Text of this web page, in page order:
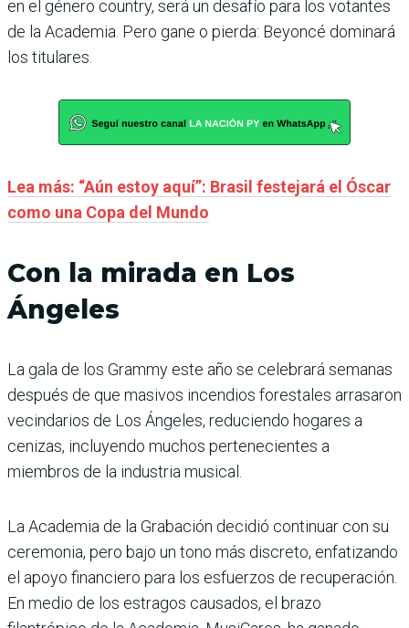
en el género country, será un desafío para los votantes
de la Academia. Pero gane o pierda: Beyoncé dominará
los titulares.
Lea más: “Aún estoy aquí”: Brasil festejará el Óscar
como una Copa del Mundo
Con la mirada en Los
Ángeles
La gala de los Grammy este año se celebrará semanas
después de que masivos incendios forestales arrasaron
vecindarios de Los Ángeles, reduciendo hogares a
cenizas, incluyendo muchos pertenecientes a
miembros de la industria musical.
La Academia de la Grabación decidió continuar con su
ceremonia, pero bajo un tono más discreto, enfatizando
el apoyo financiero para los esfuerzos de recuperación.
En medio de los estragos causados, el brazo